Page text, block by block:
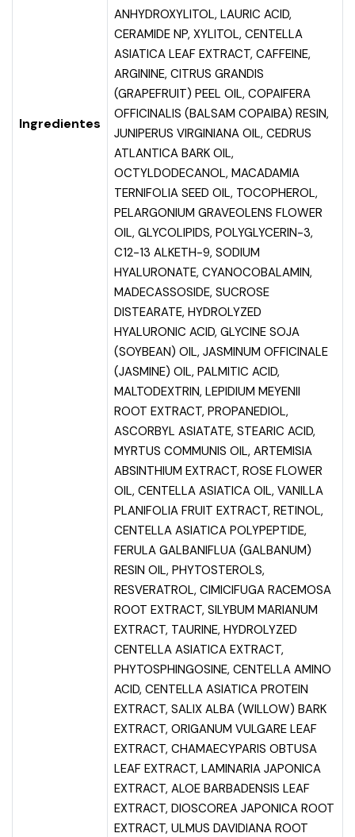
Ingredientes
ANHYDROXYLITOL, LAURIC ACID,
CERAMIDE NP, XYLITOL, CENTELLA
ASIATICA LEAF EXTRACT, CAFFEINE,
ARGININE, CITRUS GRANDIS
(GRAPEFRUIT) PEEL OIL, COPAIFERA
OFFICINALIS (BALSAM COPAIBA) RESIN,
JUNIPERUS VIRGINIANA OIL, CEDRUS
ATLANTICA BARK OIL,
OCTYLDODECANOL, MACADAMIA
TERNIFOLIA SEED OIL, TOCOPHEROL,
PELARGONIUM GRAVEOLENS FLOWER
OIL, GLYCOLIPIDS, POLYGLYCERIN-3,
C12-13 ALKETH-9, SODIUM
HYALURONATE, CYANOCOBALAMIN,
MADECASSOSIDE, SUCROSE
DISTEARATE, HYDROLYZED
HYALURONIC ACID, GLYCINE SOJA
(SOYBEAN) OIL, JASMINUM OFFICINALE
(JASMINE) OIL, PALMITIC ACID,
MALTODEXTRIN, LEPIDIUM MEYENII
ROOT EXTRACT, PROPANEDIOL,
ASCORBYL ASIATATE, STEARIC ACID,
MYRTUS COMMUNIS OIL, ARTEMISIA
ABSINTHIUM EXTRACT, ROSE FLOWER
OIL, CENTELLA ASIATICA OIL, VANILLA
PLANIFOLIA FRUIT EXTRACT, RETINOL,
CENTELLA ASIATICA POLYPEPTIDE,
FERULA GALBANIFLUA (GALBANUM)
RESIN OIL, PHYTOSTEROLS,
RESVERATROL, CIMICIFUGA RACEMOSA
ROOT EXTRACT, SILYBUM MARIANUM
EXTRACT, TAURINE, HYDROLYZED
CENTELLA ASIATICA EXTRACT,
PHYTOSPHINGOSINE, CENTELLA AMINO
ACID, CENTELLA ASIATICA PROTEIN
EXTRACT, SALIX ALBA (WILLOW) BARK
EXTRACT, ORIGANUM VULGARE LEAF
EXTRACT, CHAMAECYPARIS OBTUSA
LEAF EXTRACT, LAMINARIA JAPONICA
EXTRACT, ALOE BARBADENSIS LEAF
EXTRACT, DIOSCOREA JAPONICA ROOT
EXTRACT, ULMUS DAVIDIANA ROOT